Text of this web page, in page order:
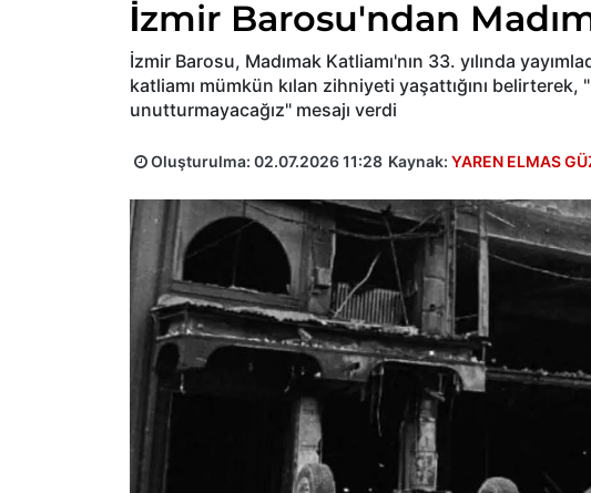
İzmir Barosu'ndan
İzmir Barosu, Madımak Katliamı'nın 33. yılında
katliamı mümkün kılan zihniyeti yaşattığını belirterek,
unutturmayacağız" mesajı verdi
Oluşturulma: 02.07.2026 11:28 Kaynak: YAREN ELMAS